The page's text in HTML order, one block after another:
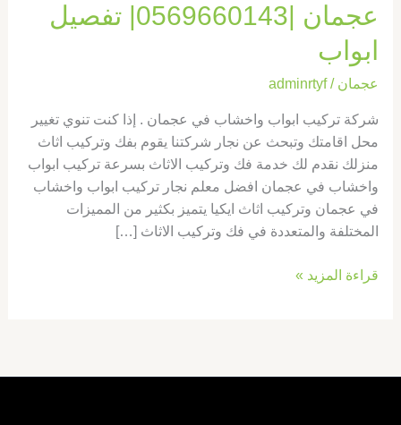
عجمان |0569660143| تفصيل
ابواب
عجمان /
adminrtyf
شركة تركيب ابواب واخشاب في عجمان . إذا كنت تنوي تغيير
محل اقامتك وتبحث عن نجار شركتنا يقوم بفك وتركيب اثاث
منزلك نقدم لك خدمة فك وتركيب الاثاث بسرعة تركيب ابواب
واخشاب في عجمان افضل معلم نجار تركيب ابواب واخشاب
في عجمان وتركيب اثاث ايكيا يتميز بكثير من المميزات
المختلفة والمتعددة في فك وتركيب الاثاث […]
قراءة المزيد »